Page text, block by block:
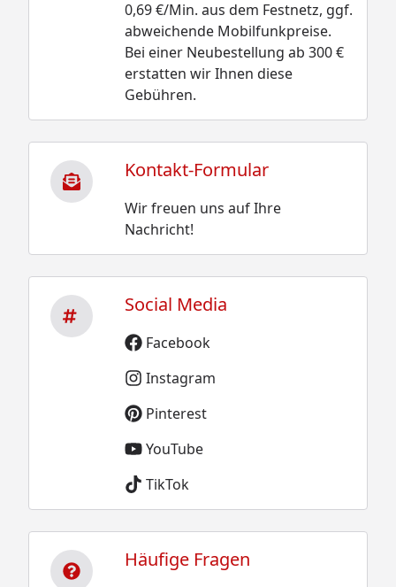
0,69 €/Min. aus dem Festnetz, ggf.
abweichende Mobilfunkpreise.
Bei einer Neubestellung ab 300 €
erstatten wir Ihnen diese
Gebühren.
Kontakt-Formular
Wir freuen uns auf Ihre
Nachricht!
Social Media
Facebook
Instagram
Pinterest
YouTube
TikTok
Häufige Fragen